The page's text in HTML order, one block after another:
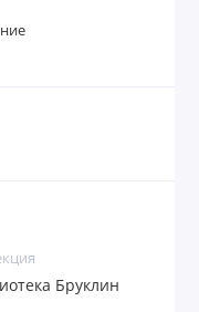
Бруклин